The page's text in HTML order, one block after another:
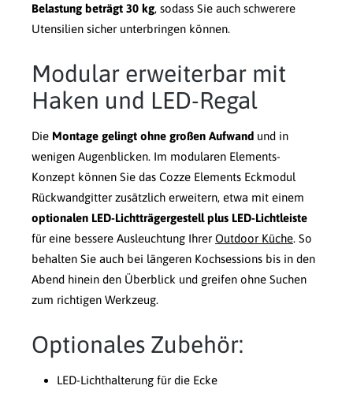
Belastung beträgt 30 kg, sodass Sie auch schwerere
Utensilien sicher unterbringen können.
Modular erweiterbar mit
Haken und LED-Regal
Die Montage gelingt ohne großen Aufwand und in
wenigen Augenblicken. Im modularen Elements-
Konzept können Sie das Cozze Elements Eckmodul
Rückwandgitter zusätzlich erweitern, etwa mit einem
optionalen LED-Lichtträgergestell plus LED-Lichtleiste
für eine bessere Ausleuchtung Ihrer Outdoor Küche. So
behalten Sie auch bei längeren Kochsessions bis in den
Abend hinein den Überblick und greifen ohne Suchen
zum richtigen Werkzeug.
Optionales Zubehör:
LED-Lichthalterung für die Ecke